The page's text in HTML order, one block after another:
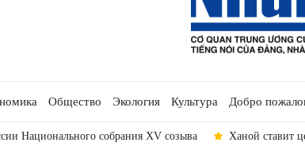
Общество Экология Культура Добро
Национального собрания XV созыва Ханой ставит